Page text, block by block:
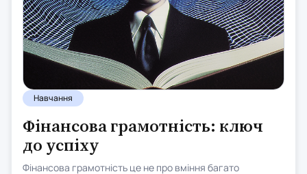
Навчання
Фінансова грамотність: ключ
до успіху
Фінансова грамотність це не про вміння багато